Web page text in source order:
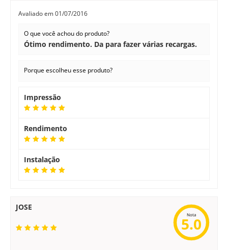
Avaliado em01/07/2016
O que você achou do produto?
Ótimo rendimento. Da para fazer várias recargas.
Porque escolheu esse produto?
Impressão
Rendimento
Instalação
JOSE
Nota
5.0